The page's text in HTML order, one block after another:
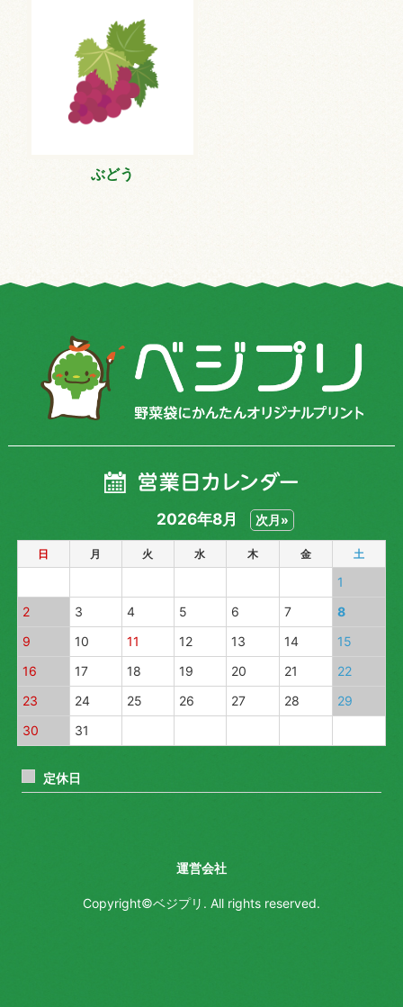
ぶどう
2026年8月 次月»
日 月 火 水 木 金 土
1
2
3 4 5 6 7
8
9
10 11 12 13 14
15
16
17 18 19 20 21
22
23
24 25 26 27 28
29
30
31
定休日
運営会社
Copyright©ベジプリ. All rights reserved.